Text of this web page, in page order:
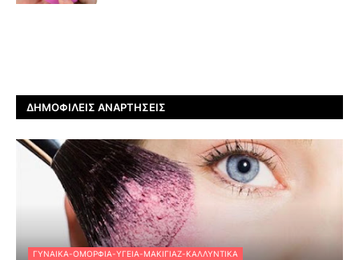
ΔΗΜΟΦΙΛΕΊΣ ΑΝΑΡΤΉΣΕΙΣ
ΓΥΝΑΊΚΑ-ΟΜΟΡΦΙΆ-ΥΓΕΊΑ-ΜΑΚΙΓΙΆΖ-ΚΑΛΛΥΝΤΙΚΆ